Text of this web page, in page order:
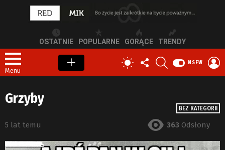
OSTATNIE POPULARNE GORĄCE TRENDY
Menu
PRZEŁĄCZ
SKÓRKĘ
OBSERWUJ
NAS
NSFW
BEZ KATEGORII
Grzyby
5 lat temu 363 Odsłony